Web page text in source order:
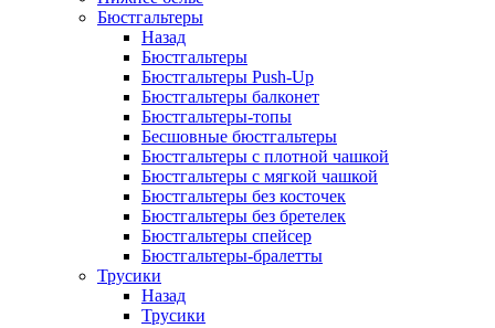
Бюстгальтеры
Назад
Бюстгальтеры
Бюстгальтеры Push-Up
Бюстгальтеры балконет
Бюстгальтеры-топы
Бесшовные бюстгальтеры
Бюстгальтеры с плотной чашкой
Бюстгальтеры с мягкой чашкой
Бюстгальтеры без косточек
Бюстгальтеры без бретелек
Бюстгальтеры спейсер
Бюстгальтеры-бралетты
Трусики
Назад
Трусики